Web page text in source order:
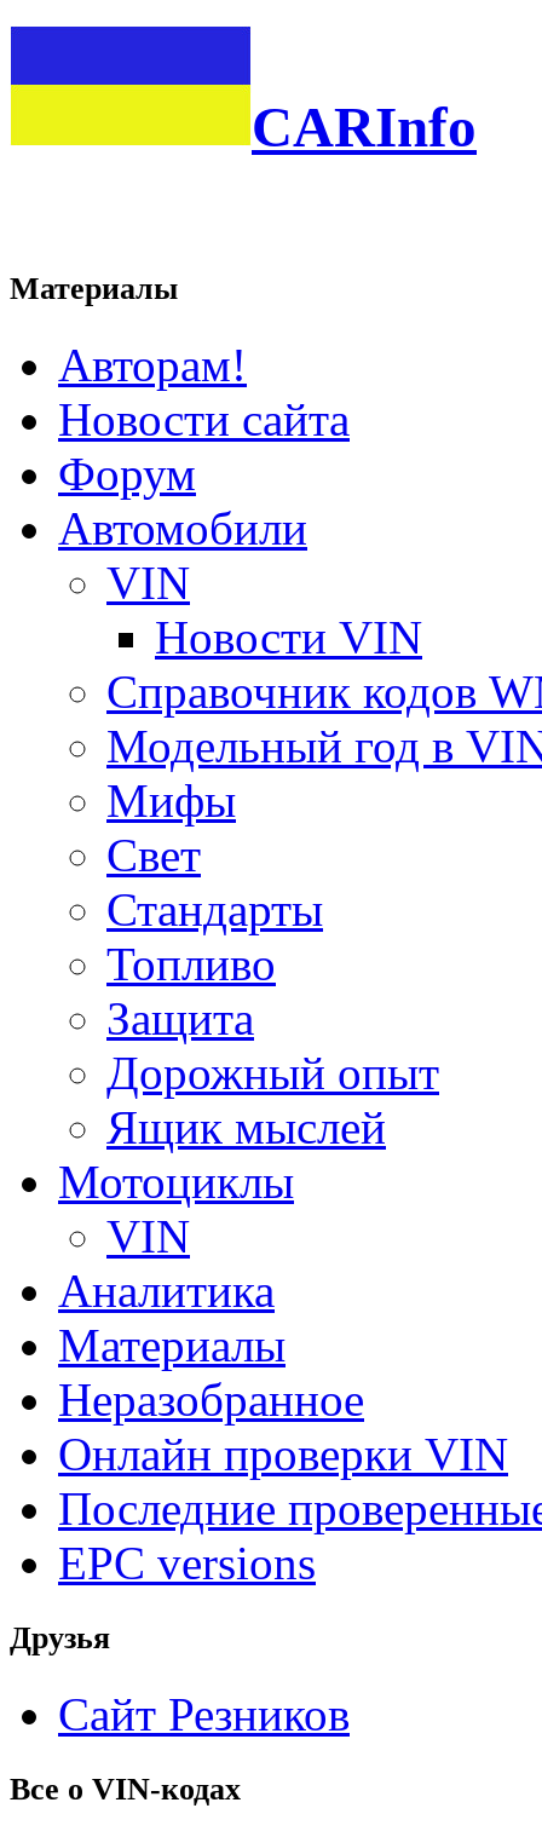
CARInfo
Материалы
Авторам!
Новости сайта
Форум
Автомобили
VIN
Новости VIN
Справочник кодов
Модельный год в
Мифы
Свет
Стандарты
Топливо
Защита
Дорожный опыт
Ящик мыслей
Мотоциклы
VIN
Аналитика
Материалы
Неразобранное
Онлайн проверки VIN
Последние
EPC versions
Друзья
Сайт Резников
Все о VIN-кодах